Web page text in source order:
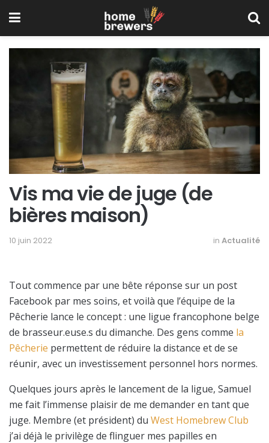
Vis ma vie de juge (de
bières maison)
10 juin 2022 in Actualité
Tout commence par une bête réponse sur un post
Facebook par mes soins, et voilà que l’équipe de la
Pêcherie lance le concept : une ligue francophone belge
de brasseur.euse.s du dimanche. Des gens comme la
Pêcherie permettent de réduire la distance et de se
réunir, avec un investissement personnel hors normes.
Quelques jours après le lancement de la ligue, Samuel
me fait l’immense plaisir de me demander en tant que
juge. Membre (et président) du West Homebrew Club
j’ai déjà le privilège de flinguer mes papilles en